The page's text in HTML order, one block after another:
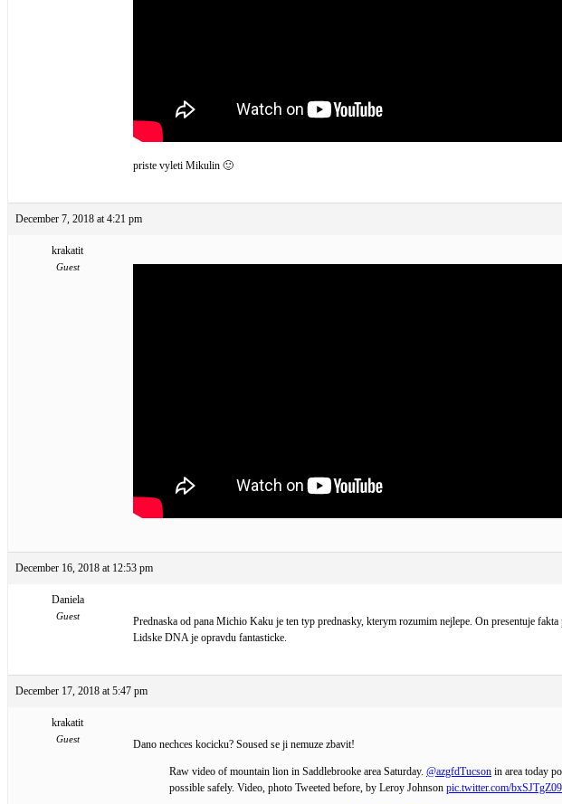
priste vyleti Mikulin 🙂
December 7, 2018 at 4:21 pm
krakatit
Guest
December 16, 2018 at 12:53 pm
Daniela
Guest
Prednaska od pana Michio Kaku je ten typ prednasky, kterym rozumim nejlepe. On presentuje
Lidske DNA je opravdu fantasticke.
December 17, 2018 at 5:47 pm
krakatit
Guest Dano nechces kocicku? Soused se ji nemuze zbavit!
Raw video of mountain lion in Saddlebrooke area Saturday. @azgfdTucson in area today
possible safely. Video, photo Tweeted before, by Leroy Johnson pic.twitter.com/